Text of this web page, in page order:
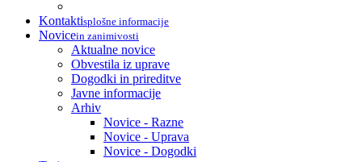
Kontaktisplošne informacije
Novicein zanimivosti
Aktualne novice
Obvestila iz uprave
Dogodki in prireditve
Javne informacije
Arhiv
Novice - Razne
Novice - Uprava
Novice - Dogodki